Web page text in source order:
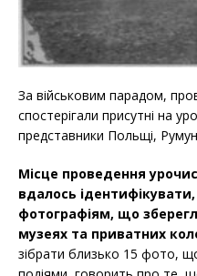
За військовим парадом,
спостерігали присутні на
представники Польщі,
Місце проведення
вдалось
фотографіям, що
музеях та приватних
зібрати близько 15 фото,